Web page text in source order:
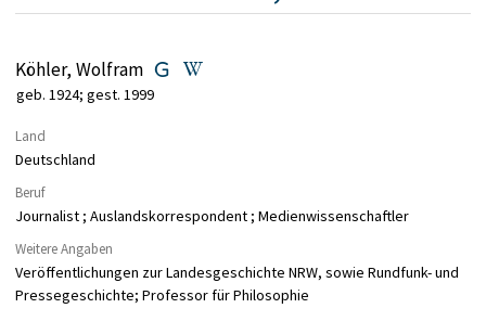
Köhler, Wolfram
geb. 1924; gest. 1999
Land
Deutschland
Beruf
Journalist ; Auslandskorrespondent ; Medienwissenschaftler
Weitere Angaben
Veröffentlichungen zur Landesgeschichte NRW, sowie Rundfunk- und
Pressegeschichte; Professor für Philosophie